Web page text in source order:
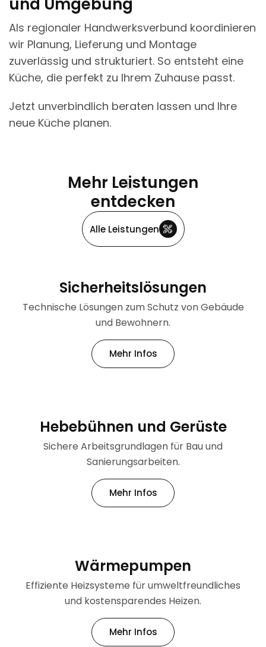
Als regionaler Handwerksverbund koordinieren
wir Planung, Lieferung und Montage
zuverlässig und strukturiert. So entsteht eine
Küche, die perfekt zu Ihrem Zuhause passt.
Jetzt unverbindlich beraten lassen und Ihre
neue Küche planen.
Mehr Leistungen
entdecken
Alle Leistungen
Sicherheitslösungen
Technische Lösungen zum Schutz von Gebäude
und Bewohnern.
Mehr Infos
Hebebühnen und Gerüste
Sichere Arbeitsgrundlagen für Bau und
Sanierungsarbeiten.
Mehr Infos
Wärmepumpen
Effiziente Heizsysteme für umweltfreundliches
und kostensparendes Heizen.
Mehr Infos